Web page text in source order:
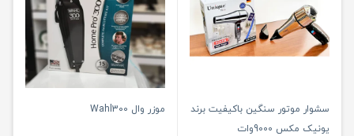
سشوار موتور سنگین باکیفیت برند
یونیک مکس 9000وات
موزر وال Wahl300